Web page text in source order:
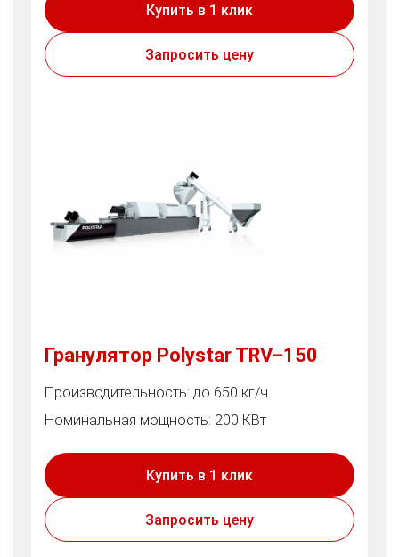
Купить в 1 клик
Запросить цену
Гранулятор Polystar TRV–150
Производительность: до 650 кг/ч
Номинальная мощность: 200 КВт
Купить в 1 клик
Запросить цену